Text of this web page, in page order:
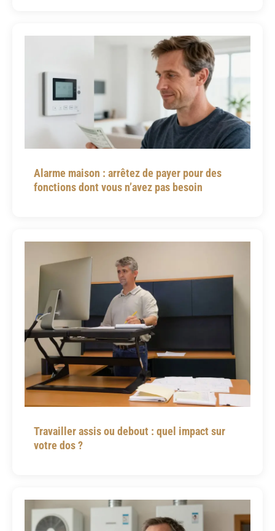
Alarme maison : arrêtez de payer pour des
fonctions dont vous n’avez pas besoin
Travailler assis ou debout : quel impact sur
votre dos ?